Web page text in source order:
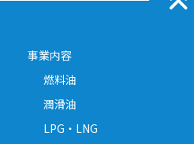
事業内容
燃料油
潤滑油
LPG・LNG